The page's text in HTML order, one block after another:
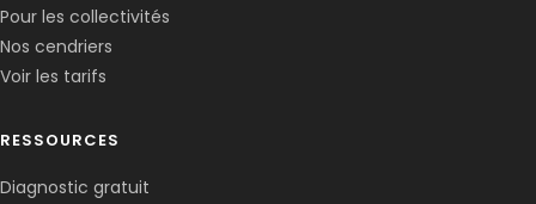
Pour les collectivités
Nos cendriers
Voir les tarifs
RESSOURCES
Diagnostic gratuit